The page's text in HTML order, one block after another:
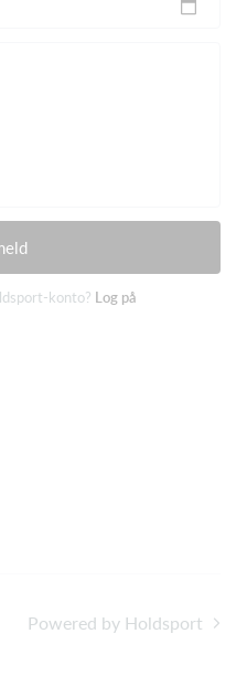
konto? Log på
Powered by Holdsport